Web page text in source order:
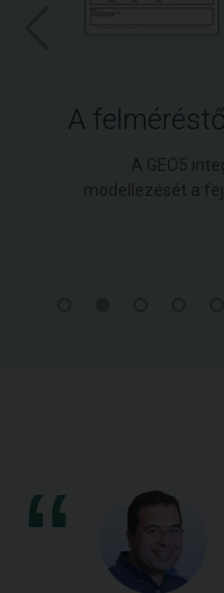
A
A GEO5
modellezését a